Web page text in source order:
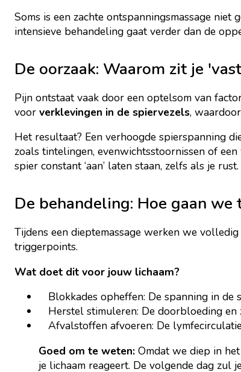
Soms is een zachte ontspanningsmassage
intensieve behandeling gaat verder dan de
De oorzaak: Waarom zit je
Pijn ontstaat vaak door een optelsom van
voor verklevingen in de spiervezels,
Het resultaat? Een verhoogde spierspanning
zoals tintelingen, evenwichtsstoornissen of
spier constant ‘aan’ laten staan, zelfs als je rust.
De behandeling: Hoe gaan we
Tijdens een dieptemassage werken we
triggerpoints.
Wat doet dit voor jouw lichaam?
Blokkades opheffen: De spanning in de
Herstel stimuleren: De doorbloeding
Afvalstoffen afvoeren: De
Goed om te weten: Omdat we diep in
je lichaam reageert. De volgende dag zul